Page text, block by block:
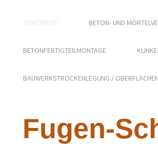
STARTSEITE BETON- UND
BETONFERTIGTEILMONTAGE
BAUWERKSTROCKENLEGUNG /
Fugen-